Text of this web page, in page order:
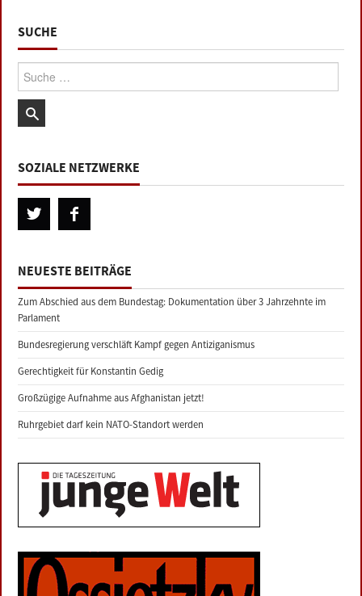
SUCHE
Suche:
SOZIALE NETZWERKE
NEUESTE BEITRÄGE
Zum Abschied aus dem Bundestag: Dokumentation über 3 Jahrzehnte im
Parlament
Bundesregierung verschläft Kampf gegen Antiziganismus
Gerechtigkeit für Konstantin Gedig
Großzügige Aufnahme aus Afghanistan jetzt!
Ruhrgebiet darf kein NATO-Standort werden